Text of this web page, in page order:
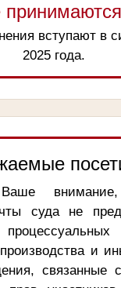
вступают в
2025 года.
суда не
и
связанные